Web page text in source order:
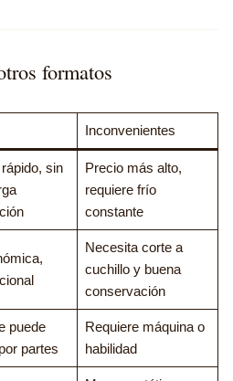
formatos
Inconvenientes
sin
Precio más alto,
requiere frío
constante
Necesita corte a
cuchillo y buena
conservación
puede
partes
Requiere máquina o
habilidad